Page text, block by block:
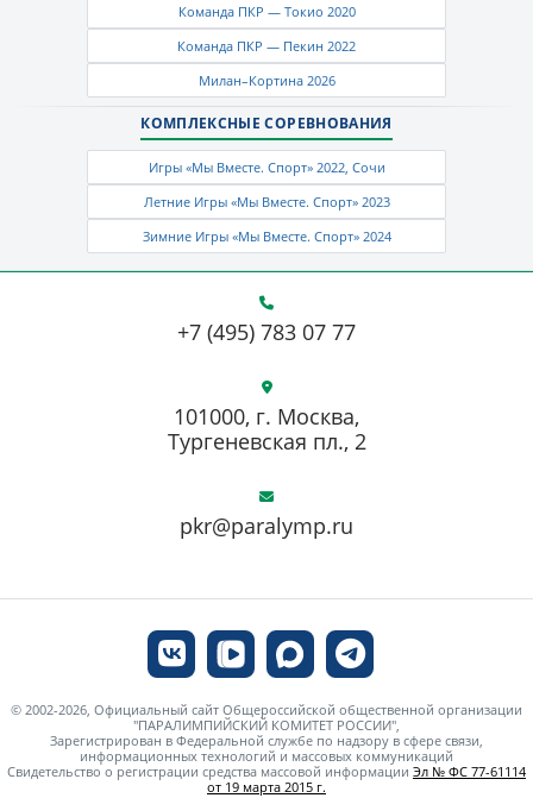
Команда ПКР — Токио 2020
Команда ПКР — Пекин 2022
Милан–Кортина 2026
КОМПЛЕКСНЫЕ СОРЕВНОВАНИЯ
Игры «Мы Вместе. Спорт» 2022, Сочи
Летние Игры «Мы Вместе. Спорт» 2023
Зимние Игры «Мы Вместе. Спорт» 2024
+7 (495) 783 07 77
pkr@paralymp.ru
101000, г. Москва,
Тургеневская пл., 2
© 2002-2026, Официальный сайт Общероссийской общественной организации
"ПАРАЛИМПИЙСКИЙ КОМИТЕТ РОССИИ",
Зарегистрирован в Федеральной службе по надзору в сфере связи,
информационных технологий и массовых коммуникаций
Свидетельство о регистрации средства массовой информации Эл № ФС 77-61114
от 19 марта 2015 г.